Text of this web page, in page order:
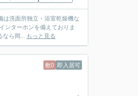
は洗面所独立・浴室乾燥機な
ンターホンを備えておりま
なら岡... もっと見る
敷0 即入居可